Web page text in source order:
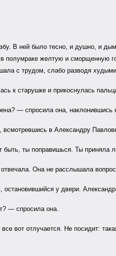
В ней было тесно, и душно, и
полумраке желтую и сморщенную
с трудом, слабо разводя
к старушке и прикоснулась
— спросила она, наклонившись
в Александру
ты поправишься. Ты приняла
Она не расслышала
у двери.
— спросила она.
вот отлучается. Не посидит: